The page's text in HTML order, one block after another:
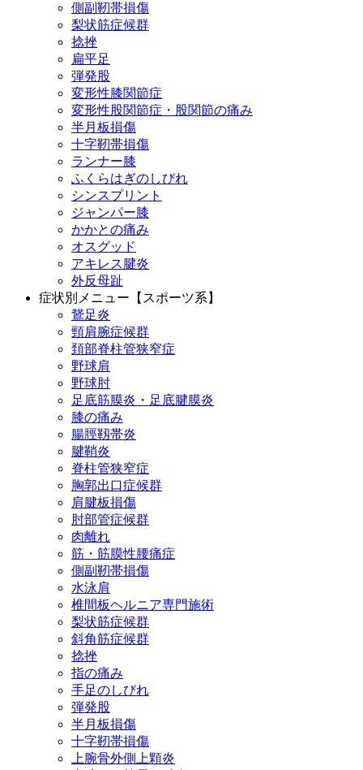
側副靭帯損傷
梨状筋症候群
捻挫
扁平足
弾発股
変形性膝関節症
変形性股関節症・股関節の痛み
半月板損傷
十字靭帯損傷
ランナー膝
ふくらはぎのしびれ
シンスプリント
ジャンパー膝
かかとの痛み
オスグッド
アキレス腱炎
外反母趾
症状別メニュー【スポーツ系】
鵞足炎
頸肩腕症候群
頚部脊柱管狭窄症
野球肩
野球肘
足底筋膜炎・足底腱膜炎
膝の痛み
腸脛靱帯炎
腱鞘炎
脊柱管狭窄症
胸郭出口症候群
肩腱板損傷
肘部管症候群
肉離れ
筋・筋膜性腰痛症
側副靭帯損傷
水泳肩
椎間板ヘルニア専門施術
梨状筋症候群
斜角筋症候群
捻挫
指の痛み
手足のしびれ
弾発股
半月板損傷
十字靭帯損傷
上腕骨外側上顆炎